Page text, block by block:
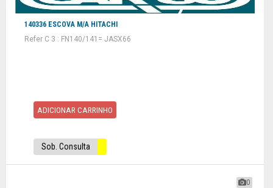
140336 ESCOVA M/A HITACHI
Refer C 3 : FN140/141= JASX66
ADICIONAR CARRINHO
Sob. Consulta
0